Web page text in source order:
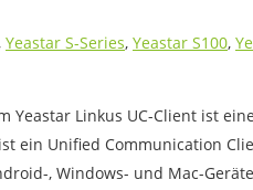
Yeastar S-Series, Yeastar S100,
Linkus UC-Client ist
ein Unified Communication
, Windows- und Mac-